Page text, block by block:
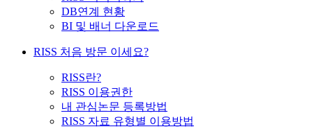
DB연계 현황
BI 및 배너 다운로드
RISS 처음 방문 이세요?
RISS란?
RISS 이용권한
내 관심논문 등록방법
RISS 자료 유형별 이용방법